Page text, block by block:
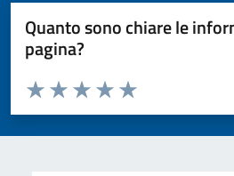
Quanto sono chiare le
pagina?
Valuta da 1 a 5 stelle la pagina
Valuta 5 stelle su 5
Valuta 4 stelle su 5
Valuta 3 stelle su 5
Valuta 2 stelle su 5
Valuta 1 stelle su 5